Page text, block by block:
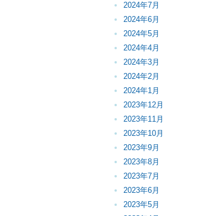
2024年7月
2024年6月
2024年5月
2024年4月
2024年3月
2024年2月
2024年1月
2023年12月
2023年11月
2023年10月
2023年9月
2023年8月
2023年7月
2023年6月
2023年5月